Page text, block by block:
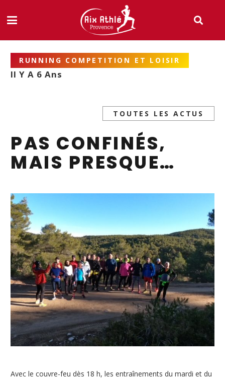
RUNNING COMPETITION ET LOISIR
Il Y A 6 Ans
TOUTES LES ACTUS
PAS CONFINÉS,
MAIS PRESQUE…
Avec le couvre-feu dès 18 h, les entraînements du mardi et du